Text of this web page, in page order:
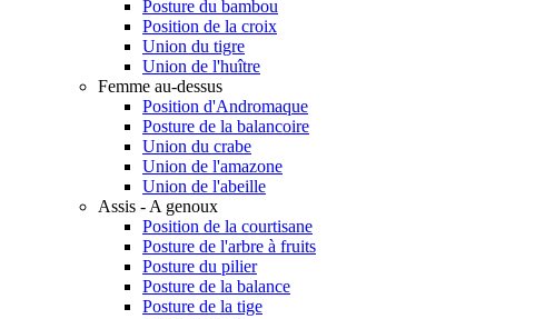
Posture du bambou
Position de la croix
Union du tigre
Union de l'huître
Femme au-dessus
Position d'Andromaque
Posture de la balancoire
Union du crabe
Union de l'amazone
Union de l'abeille
Assis - A genoux
Position de la courtisane
Posture de l'arbre à fruits
Posture du pilier
Posture de la balance
Posture de la tige